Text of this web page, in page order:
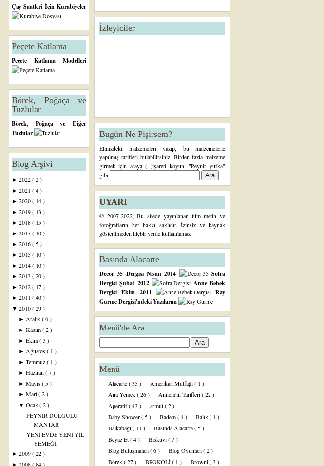
Çay Saatleri İçin Kurabiyeler
Peçete Katlama
Peçete Katlama Modelleri
Börek, Poğaça ve
Tuzlular
Börek, Poğaça ve Diğer
Tuzlular
Blog Arşivi
► 2022( 2 )
► 2021 ( 4 )
► 2020( 14 )
► 2019( 13 )
► 2018( 15 )
► 2017( 10 )
► 2016( 5 )
► 2015( 10 )
► 2014( 10 )
► 2013 ( 20 )
► 2012( 17 )
► 2011 ( 40 )
▼ 2010( 29 )
►Aralık( 6 )
►Kasım( 2 )
►Ekim( 3 )
►Ağustos( 1 )
►Temmuz( 1 )
►Haziran( 7 )
►Mayıs( 5 )
►Mart( 2 )
▼Ocak( 2 )
PEYNİR DOLGULU
MANTAR
YENİ EVDE YENİ YIL
YEMEĞİ
► 2009( 22 )
► 2008( 84 )
İzleyiciler
Bugün Ne Pişirsem?
Elinizdeki malzemeleri yazıp, bu malzemelerle
yapılmış tarifleri bulabilirsiniz. Birden fazla malzeme
girmek için araya (+)işareti koyun. "Peynir+yufka"
gibi
UYARI
© 2007-2022; Bu sitede yayınlanan tüm metin ve
fotoğrafların her hakkı saklıdır. İzinsiz ve kaynak
gösterilmeden hiçbir yerde kullanılamaz.
Basında Alacarte
Decor 35 Dergisi Nisan 2014
Sofra
Dergisi Şubat 2012
Anne Bebek
Dergisi Ekim 2011
Ray
Gurme Dergisi'ndeki Yazılarım
Menü'de Ara
Menü
Alacarte( 35 ) Amerikan Mutfağı( 1 )
Ana Yemek( 26 ) Annem'in Tarifleri( 22 )
Aperatif( 43 ) armut( 2 )
Baby Shower( 5 ) Badem( 4 ) Balık( 1 )
Balkabağı( 11 ) Basında Alacarte( 5 )
Beyaz Et( 4 ) Bisküvi( 7 )
Blog Buluşmaları( 6 ) Blog Oyunları( 2 )
Börek( 27 ) BROKOLİ( 1 ) Browni( 3 )